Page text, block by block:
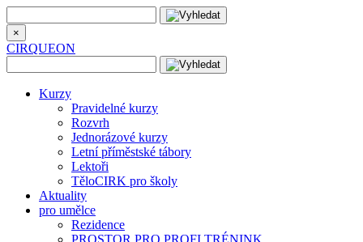
×
CIRQUEON
Kurzy
Pravidelné kurzy
Rozvrh
Jednorázové kurzy
Letní příměstské tábory
Lektoři
TěloCIRK pro školy
Aktuality
pro umělce
Rezidence
PROSTOR PRO PROFI TRÉNINK